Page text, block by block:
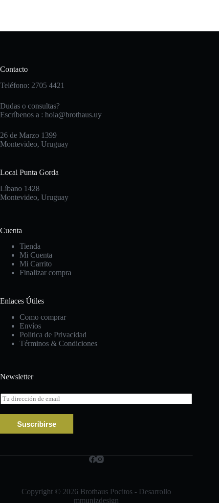
Contacto
Teléfono: 2705 4421
Dudas o consultas?
Escríbenos a : hola@brothaus.uy
26 de Marzo 1399
Montevideo, Uruguay
Local Punta Gorda
Líbano 1428
Montevideo, Uruguay
Cuenta
Tienda
Mi Cuenta
Mi Carrito
Finalizar compra
Enlaces Útiles
Como comprar
Envíos
Politica de Privacidad
Términos & Condiciones
Newsletter
E
m
a
Suscribirse
Copyright © 2026 Brothaus Pocitos - Desarrollo
mmunizdesign